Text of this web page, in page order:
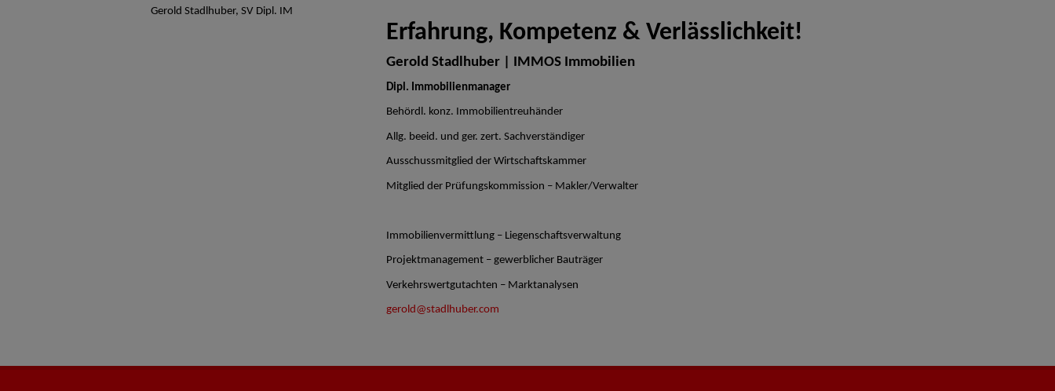
Gerold Stadlhuber, SV Dipl. IM
Erfahrung, Kompetenz & Verlässlichkeit!
Gerold Stadlhuber | IMMOS Immobilien
Dipl. Immobilienmanager
Behördl. konz. Immobilientreuhänder
Allg. beeid. und ger. zert. Sachverständiger
Ausschussmitglied der Wirtschaftskammer
Mitglied der Prüfungskommission – Makler/Verwalter
Immobilienvermittlung – Liegenschaftsverwaltung
Projektmanagement – gewerblicher Bauträger
Verkehrswertgutachten – Marktanalysen
gerold@stadlhuber.com